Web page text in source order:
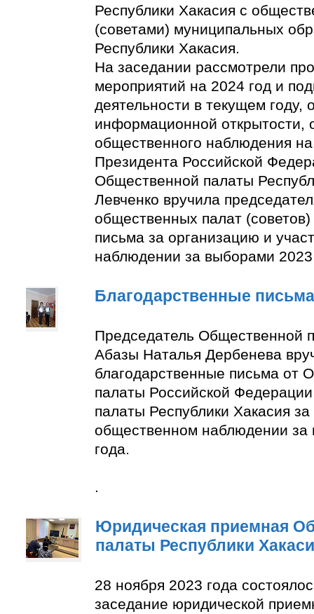
Республики Хакасия с
(советами) муниципальных
Республики Хакасия.
На заседании рассмотрели
мероприятий на 2024 год и
деятельности в текущем году,
информационной открытости,
общественного наблюдения
Президента Российской
Общественной палаты
Левченко вручила
общественных палат
письма за организацию и
наблюдении за выборами 2023
Благодарственные письма
Председатель Общественной
Абазы Наталья Дербенева
благодарственные письма от
палаты Российской
палаты Республики Хакасия за
общественном наблюдении за
года.
.
Юридическая приемная
палаты Республики
28 ноября 2023 года
заседание юридической